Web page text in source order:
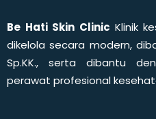
Be Hati Skin Clinic Klinik
dikelola secara modern,
Sp.KK., serta dibantu
perawat profesional